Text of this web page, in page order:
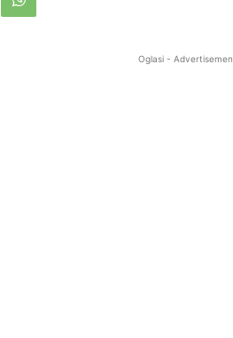
Oglasi -